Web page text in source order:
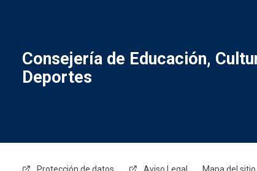
Consejería de Educación,
Deportes